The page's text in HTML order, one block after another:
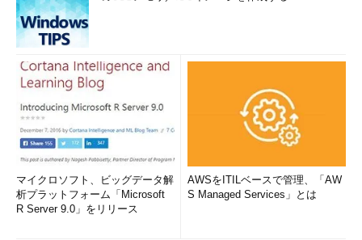
マイクロソフト、ビッグデータ解
析プラットフォーム「Microsoft
R Server 9.0」をリリース
AWSをITILベースで管理、「AW
S Managed Services」とは